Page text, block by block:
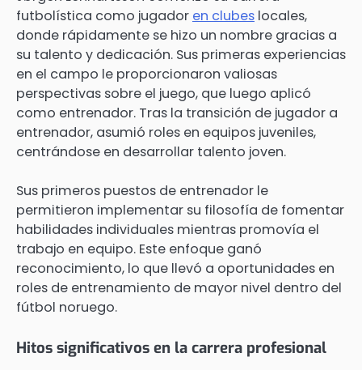
futbolística como jugador en clubes locales,
donde rápidamente se hizo un nombre gracias a
su talento y dedicación. Sus primeras experiencias
en el campo le proporcionaron valiosas
perspectivas sobre el juego, que luego aplicó
como entrenador. Tras la transición de jugador a
entrenador, asumió roles en equipos juveniles,
centrándose en desarrollar talento joven.
Sus primeros puestos de entrenador le
permitieron implementar su filosofía de fomentar
habilidades individuales mientras promovía el
trabajo en equipo. Este enfoque ganó
reconocimiento, lo que llevó a oportunidades en
roles de entrenamiento de mayor nivel dentro del
fútbol noruego.
Hitos significativos en la carrera profesional